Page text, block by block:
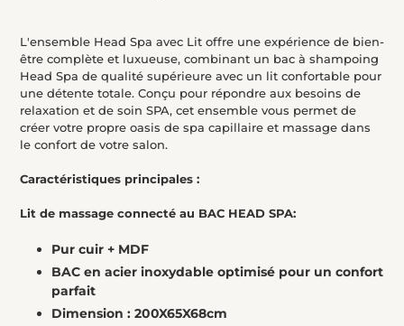
L'ensemble Head Spa avec Lit offre une expérience de bien-
être complète et luxueuse, combinant un bac à shampoing
Head Spa de qualité supérieure avec un lit confortable pour
une détente totale. Conçu pour répondre aux besoins de
relaxation et de soin SPA, cet ensemble vous permet de
créer votre propre oasis de spa capillaire et massage dans
le confort de votre salon.
Caractéristiques principales :
Lit de massage connecté au BAC HEAD SPA:
Pur cuir + MDF
BAC en acier inoxydable optimisé pour un confort
parfait
Dimension : 200X65X68cm